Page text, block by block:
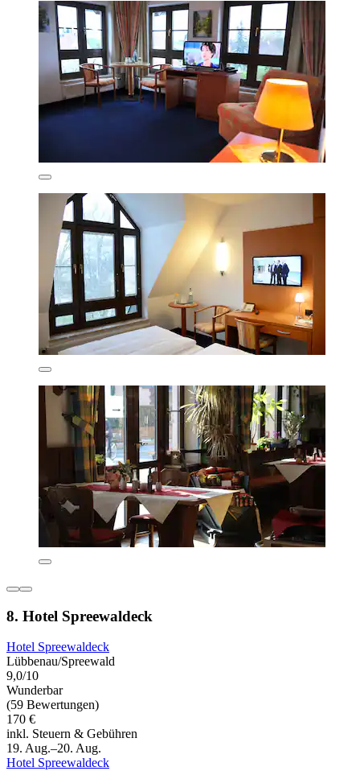
8. Hotel Spreewaldeck
Hotel Spreewaldeck
Lübbenau/Spreewald
9,0/10
Wunderbar
(59 Bewertungen)
170 €
inkl. Steuern & Gebühren
19. Aug.–20. Aug.
Hotel Spreewaldeck